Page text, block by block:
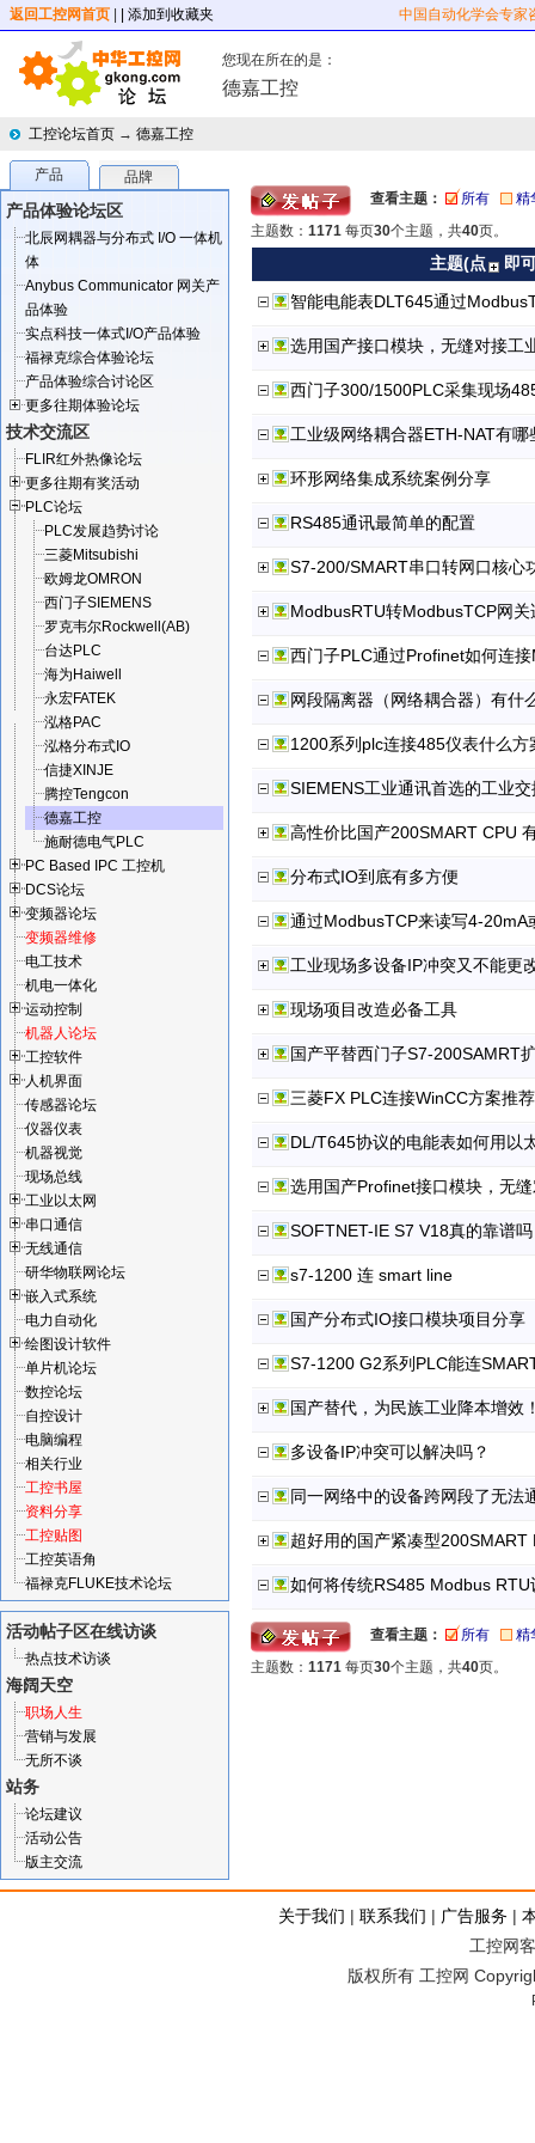
返回工控网首页 | 添加到收藏夹 中国自动化学会专家
您现在所在的是：
德嘉工控
工控论坛首页 → 德嘉工控
产品 品牌
产品体验论坛区
北辰网耦器与分布式 I/O 一体机
体
Anybus Communicator 网关产
品体验
实点科技一体式I/O产品体验
福禄克综合体验论坛
产品体验综合讨论区
更多往期体验论坛
技术交流区
FLIR红外热像论坛
更多往期有奖活动
PLC论坛
PLC发展趋势讨论
三菱Mitsubishi
欧姆龙OMRON
西门子SIEMENS
罗克韦尔Rockwell(AB)
台达PLC
海为Haiwell
永宏FATEK
泓格PAC
泓格分布式IO
信捷XINJE
腾控Tengcon
德嘉工控
施耐德电气PLC
PC Based IPC 工控机
DCS论坛
变频器论坛
变频器维修
电工技术
机电一体化
运动控制
机器人论坛
工控软件
人机界面
传感器论坛
仪器仪表
机器视觉
现场总线
工业以太网
串口通信
无线通信
研华物联网论坛
嵌入式系统
电力自动化
绘图设计软件
单片机论坛
数控论坛
自控设计
电脑编程
相关行业
工控书屋
资料分享
工控贴图
工控英语角
福禄克FLUKE技术论坛
活动帖子区在线访谈
热点技术访谈
海阔天空
职场人生
营销与发展
无所不谈
站务
论坛建议
活动公告
版主交流
查看主题： 所有
精
主题数： 1171 每页30个主题，共40页。
主题(点
即
智能电能表DLT645通过
选用国产接口模块，无缝对接工
西门子300/1500PLC采集现场
工业级网络耦合器ETH-NAT有哪
环形网络集成系统案例分享
RS485通讯最简单的配置
S7-200/SMART串口转网口核心
ModbusRTU转ModbusTCP网
西门子PLC通过Profinet如何连
网段隔离器（网络耦合器）有什
1200系列plc连接485仪表什么方
SIEMENS工业通讯首选的工业
高性价比国产200SMART CPU
分布式IO到底有多方便
通过ModbusTCP来读写4-
工业现场多设备IP冲突又不能更
现场项目改造必备工具
国产平替西门子S7-200SAMRT
三菱FX PLC连接WinCC方案推荐
DL/T645协议的电能表如何用以
选用国产Profinet接口模块，无
SOFTNET-IE S7 V18真的靠谱
s7-1200 连 smart line
国产分布式IO接口模块项目分享
S7-1200 G2系列PLC能连
国产替代，为民族工业降本增效
多设备IP冲突可以解决吗？
同一网络中的设备跨网段了无法
超好用的国产紧凑型200SMART
如何将传统RS485 Modbus
查看主题： 所有
精
主题数： 1171 每页30个主题，共40页。
关于我们 | 联系我们 | 广告服务 |
工控网
版权所有 工控网